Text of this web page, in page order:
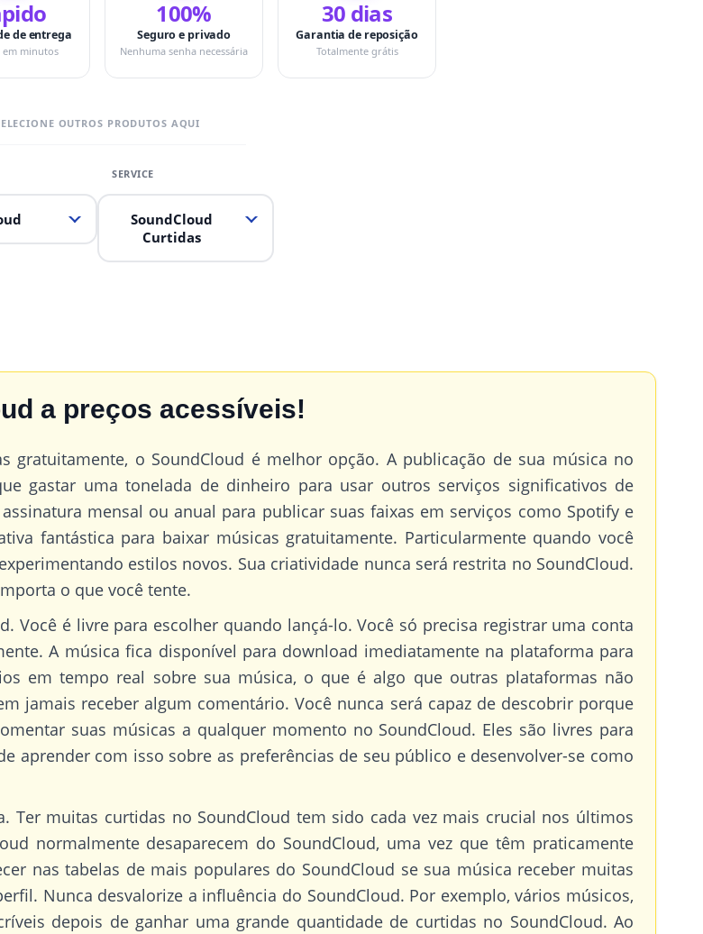
de entrega
em minutos
100%
Seguro e privado
Nenhuma senha necessária
30 dias
Garantia de reposição
Totalmente grátis
OUTROS PRODUTOS AQUI
SoundCloud
Curtidas
a preços acessíveis!
gratuitamente, o SoundCloud é melhor opção. A publicação de sua música no
gastar uma tonelada de dinheiro para usar outros serviços significativos de
mensal ou anual para publicar suas faixas em serviços como Spotify e
fantástica para baixar músicas gratuitamente. Particularmente quando você
estilos novos. Sua criatividade nunca será restrita no SoundCloud.
o que você tente.
Você é livre para escolher quando lançá-lo. Você só precisa registrar uma conta
A música fica disponível para download imediatamente na plataforma para
em tempo real sobre sua música, o que é algo que outras plataformas não
jamais receber algum comentário. Você nunca será capaz de descobrir porque
suas músicas a qualquer momento no SoundCloud. Eles são livres para
aprender com isso sobre as preferências de seu público e desenvolver-se como
Ter muitas curtidas no SoundCloud tem sido cada vez mais crucial nos últimos
normalmente desaparecem do SoundCloud, uma vez que têm praticamente
nas tabelas de mais populares do SoundCloud se sua música receber muitas
Nunca desvalorize a influência do SoundCloud. Por exemplo, vários músicos,
depois de ganhar uma grande quantidade de curtidas no SoundCloud. Ao